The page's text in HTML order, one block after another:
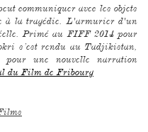
communiquer avec les objets
à la tragédie. L'armurier d'un
Primé au FIFF 2014 pour
s’est rendu au Tadjikistan,
pour une nouvelle narration
du Film de Fribourg